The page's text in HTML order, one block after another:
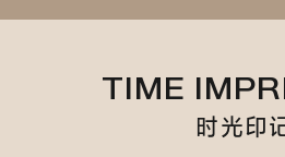
TIME
时光印